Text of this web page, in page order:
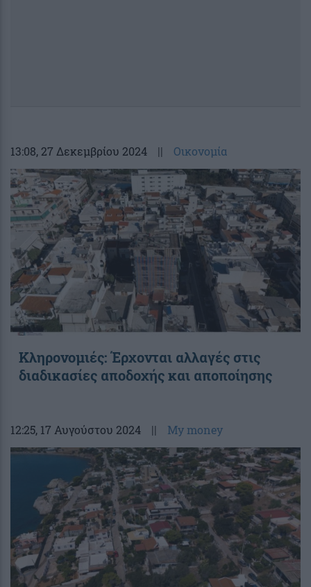
13:08, 27 Δεκεμβρίου 2024 || Οικονομία
Κληρονομιές: Έρχονται αλλαγές στις
διαδικασίες αποδοχής και αποποίησης
12:25, 17 Αυγούστου 2024 || My money